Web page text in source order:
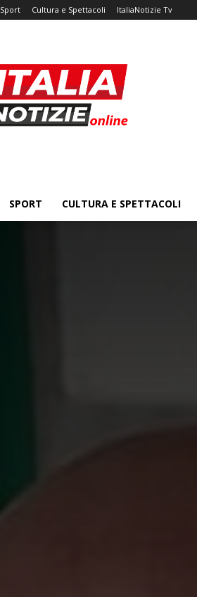
Sport Cultura e Spettacoli ItaliaNotizie Tv
SPORT CULTURA E SPETTACOLI